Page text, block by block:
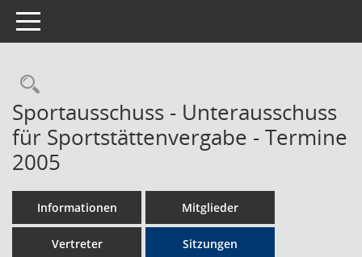
Toggle navigation
Rechercheauswahl
Sportausschuss - Unterausschuss
für Sportstättenvergabe - Termine
2005
Informationen Mitglieder
Vertreter Sitzungen